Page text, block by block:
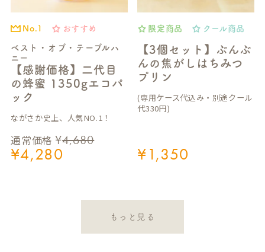
ベスト・オブ・テーブルハ
ニー
【感謝価格】二代目
の蜂蜜 1350gエコパ
ック
No.1 おすすめ
通常価格 ¥4,680
¥4,280
ながさか史上、人気NO.1！
【3個セット】ぶんぶ
んの焦がしはちみつ
プリン
限定商品 クール商品
¥1,350
(専用ケース代込み・別途クール
代330円)
もっと見る